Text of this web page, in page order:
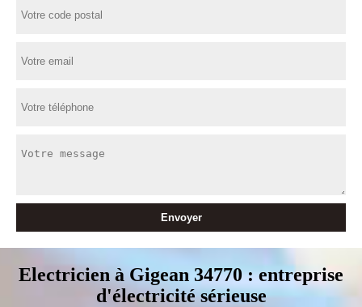
Electricien à Gigean 34770 : entreprise
d'électricité sérieuse